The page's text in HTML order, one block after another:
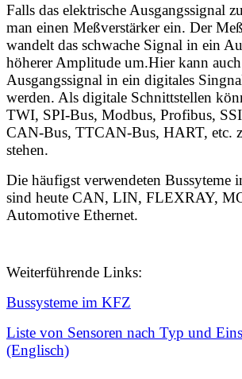
Falls das elektrische Ausgangssignal
man einen Meßverstärker ein. Der
wandelt das schwache Signal in ein
höherer Amplitude um.Hier kann
Ausgangssignal in ein digitales
werden. Als digitale Schnittstellen
TWI, SPI-Bus, Modbus, Profibus,
CAN-Bus, TTCAN-Bus, HART, etc.
stehen.
Die häufigst verwendeten Bussyteme
sind heute CAN, LIN, FLEXRAY,
Automotive Ethernet.
Weiterführende Links:
Bussysteme im KFZ
Liste von Sensoren nach Typ und
(Englisch)